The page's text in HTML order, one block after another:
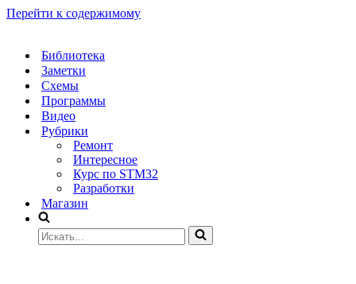
Перейти к содержимому
Библиотека
Заметки
Схемы
Программы
Видео
Рубрики
Ремонт
Интересное
Курс по STM32
Разработки
Магазин
Искать...